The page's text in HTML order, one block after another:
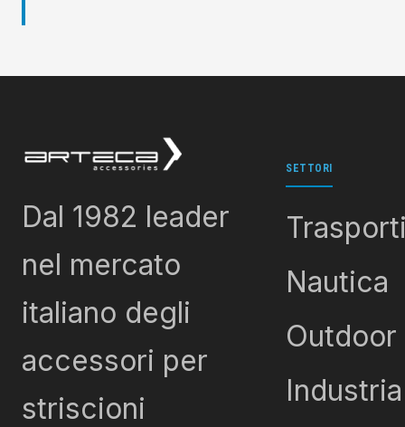
Dal 1982 leader
nel mercato
italiano degli
accessori per
striscioni
SETTORI
Nautica
Outdoor
Industria